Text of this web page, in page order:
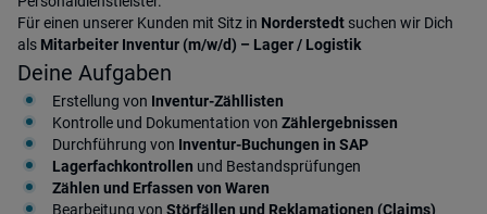
Für einen unserer Kunden mit Sitz in Norderstedt suchen wir Dich
als Mitarbeiter Inventur (m/w/d) – Lager / Logistik
Deine Aufgaben
Erstellung von Inventur-Zähllisten
Kontrolle und Dokumentation von Zählergebnissen
Durchführung von Inventur-Buchungen in SAP
Lagerfachkontrollen und Bestandsprüfungen
Zählen und Erfassen von Waren
Bearbeitung von Störfällen und Reklamationen (Claims)